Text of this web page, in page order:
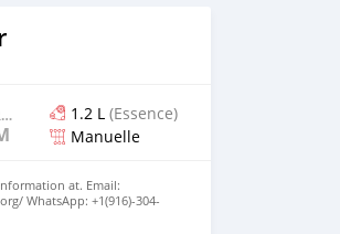
KILOMÉTRAGE 1.2 L (Essence)
Manuelle
at. Email:
WhatsApp: +1(916)-304-